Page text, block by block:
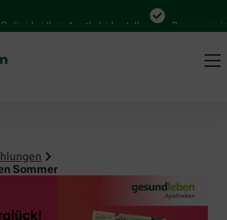
bei Ihrer Apotheke bestellen Bequem
Sommer